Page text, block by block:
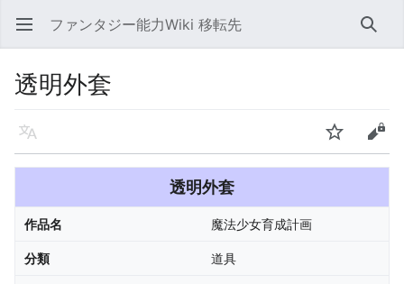
メインメニューを開く ファンタジー能力Wiki 移転先 検索
透明外套
言語
透明外套
作品名 魔法少女育成計画
分類 道具